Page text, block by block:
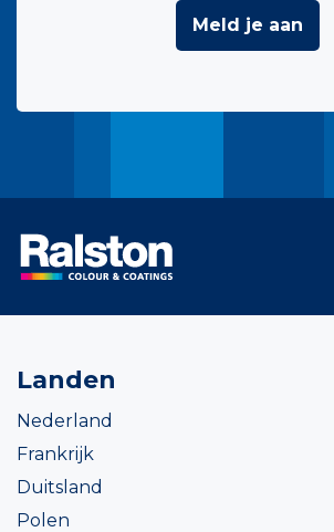
Meld je aan
Landen
Nederland
Frankrijk
Duitsland
Polen